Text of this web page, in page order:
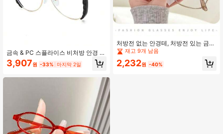
금속 & PC 스플라이스 비처방 안경 여
성 패션 INS 안경 스프링 템플, 유럽 &
미국 캣아이 안경테
3,907원 -33% 마지막 2일
처방전 없는 안경테, 처방전 있는 금속
안경테, 큰 얼굴 슬림화 근시/평면 안
경
재고 9개 남음
2,232원 -40%